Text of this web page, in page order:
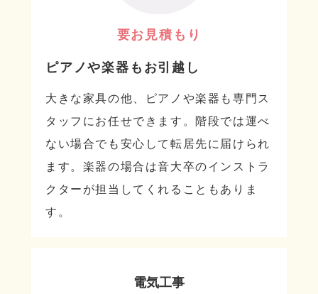
要お見積もり
ピアノや楽器もお引越し
大きな家具の他、ピアノや楽器も専門ス
タッフにお任せできます。階段では運べ
ない場合でも安心して転居先に届けられ
ます。楽器の場合は音大卒のインストラ
クターが担当してくれることもありま
す。
電気工事